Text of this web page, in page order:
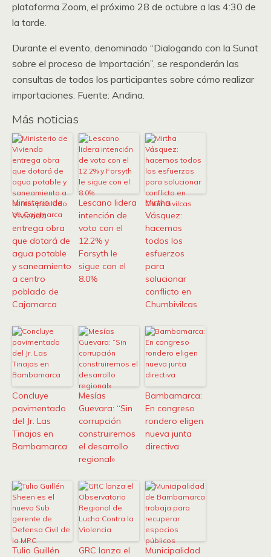
plataforma Zoom, el próximo 28 de octubre a las 4:30 de
la tarde.
Durante el evento, denominado “Dialogando con la Sunat
sobre el proceso de Importación”, se responderán las
consultas de todos los participantes sobre cómo realizar
importaciones. Fuente: Andina.
Más noticias
Ministerio de
Vivienda
entrega obra
que dotará de
agua potable
y saneamiento
a centro
poblado de
Cajamarca
Lescano lidera
intención de
voto con el
12.2% y
Forsyth le
sigue con el
8.0%
Mirtha
Vásquez:
hacemos
todos los
esfuerzos
para
solucionar
conflicto en
Chumbivilcas
Concluye
pavimentado
del Jr. Las
Tinajas en
Bambamarca
Mesías
Guevara: “Sin
corrupción
construiremos
el desarrollo
regional»
Bambamarca:
En congreso
rondero eligen
nueva junta
directiva
Tulio Guillén
GRC lanza el
Municipalidad